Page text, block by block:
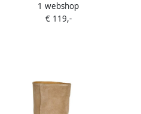
1 webshop
€ 119,-